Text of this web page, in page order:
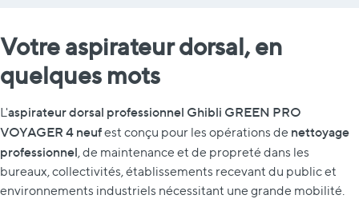
Votre aspirateur dorsal, en
quelques mots
L'aspirateur dorsal professionnel Ghibli GREEN PRO
VOYAGER 4 neufest conçu pour les opérations de nettoyage
professionnel, de maintenance et de propreté dans les
bureaux, collectivités, établissements recevant du public et
environnements industriels nécessitant une grande mobilité.